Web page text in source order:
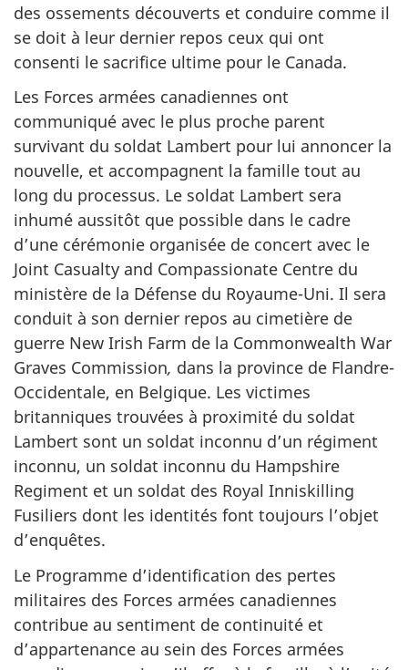
des ossements découverts et conduire comme il
se doit à leur dernier repos ceux qui ont
consenti le sacrifice ultime pour le Canada.
Les Forces armées canadiennes ont
communiqué avec le plus proche parent
survivant du soldat Lambert pour lui annoncer la
nouvelle, et accompagnent la famille tout au
long du processus. Le soldat Lambert sera
inhumé aussitôt que possible dans le cadre
d’une cérémonie organisée de concert avec le
Joint Casualty and Compassionate Centre du
ministère de la Défense du Royaume-Uni. Il sera
conduit à son dernier repos au cimetière de
guerre New Irish Farm de la Commonwealth War
Graves Commission, dans la province de Flandre-
Occidentale, en Belgique. Les victimes
britanniques trouvées à proximité du soldat
Lambert sont un soldat inconnu d’un régiment
inconnu, un soldat inconnu du Hampshire
Regiment et un soldat des Royal Inniskilling
Fusiliers dont les identités font toujours l’objet
d’enquêtes.
Le Programme d’identification des pertes
militaires des Forces armées canadiennes
contribue au sentiment de continuité et
d’appartenance au sein des Forces armées